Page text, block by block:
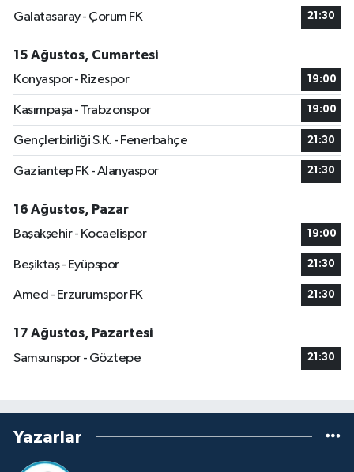
Galatasaray - Çorum FK
21:30
15 Ağustos, Cumartesi
Konyaspor - Rizespor
19:00
Kasımpaşa - Trabzonspor 19:00
Gençlerbirliği S.K. - Fenerbahçe 21:30
Gaziantep FK - Alanyaspor 21:30
16 Ağustos, Pazar
Başakşehir - Kocaelispor
19:00
Beşiktaş - Eyüpspor 21:30
Amed - Erzurumspor FK 21:30
17 Ağustos, Pazartesi
Samsunspor - Göztepe
21:30
Yazarlar